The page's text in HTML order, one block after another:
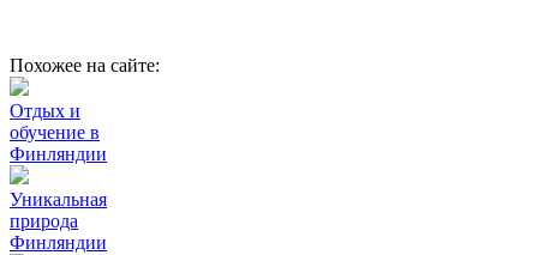
Похожее на сайте:
Отдых и
обучение в
Финляндии
Уникальная
природа
Финляндии